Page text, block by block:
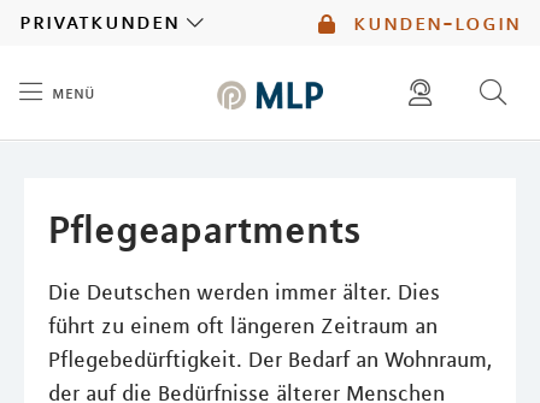
kunden-login
privatkunden
menü
Pflegeapartments
Die Deutschen werden immer älter. Dies
führt zu einem oft längeren Zeitraum an
Pflegebedürftigkeit. Der Bedarf an Wohnraum,
der auf die Bedürfnisse älterer Menschen